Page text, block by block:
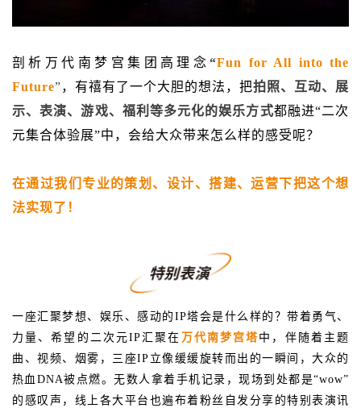
剖析万代南梦宫集团高理念“Fun for All into the
Future”，有禧有了一个大胆的想法，把拍照、互动、展
示、表演、游戏、福利等多元化的娱乐方式都融进“二次
元集合体验展”中，会给大众带来怎么样的感受呢？
在通过我们专业的策划、设计、搭建、运营下把这个想
法实现了！
一座汇聚梦想、娱乐、感动的IP塔会是什么样的？带着勇气、
力量、希望的二次元IP汇聚在 万代南梦宫塔中，伴随着主题
曲、视频、烟雾，三座IP立像缓缓旋转而出的一瞬间，大众的
热血DNA被点燃。无数人拿着手机记录，现场到处都是“wow”
的感叹声，线上各大平台也遍布着粉丝自发分享的特别表演讯